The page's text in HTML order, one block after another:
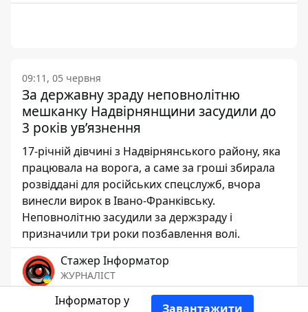
09:11, 05 червня
За державну зраду неповнолітню
мешканку Надвірнянщини засудили до
3 років увʼязнення
17-річній дівчині з Надвірнянського району, яка
працювала на ворога, а саме за гроші збирала
розвіддані для російських спецслужб, вчора
винесли вирок в Івано-Франківську.
Неповнолітню засудили за держзраду і
призначили три роки позбавлення волі.
Стажер Інформатор
ЖУРНАЛІСТ
Інформатор у
Завантажити